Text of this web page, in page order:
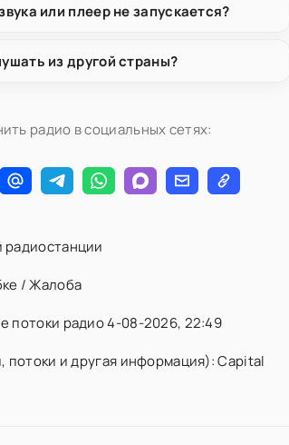
или плеер не запускается?
из другой страны?
радио в социальных сетях:
/ Жалоба
потоки радио 4-08-2026, 22:49
потоки и другая информация): Capital